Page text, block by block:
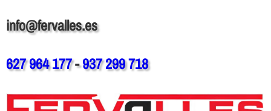
info@fervalles.es
627 964 177-937 299 718